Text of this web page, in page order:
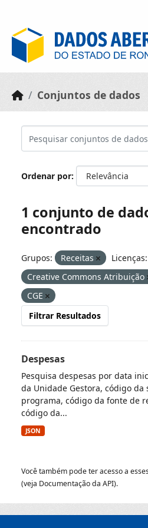
Conjuntos de dados
Ordenar por
1 conjunto de
encontrado
Grupos: Receitas
Licenças:
Creative Commons Atribuição
CGE
Filtrar Resultados
Despesas
Pesquisa despesas por data
da Unidade Gestora, código
programa, código da fonte de
código da...
JSON
Você também pode ter acesso a
(veja Documentação da API).